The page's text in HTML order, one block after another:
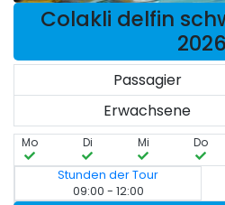
Colakli delfin
2026
Passagier
Erwachsene
Mo Di Mi Do
Stunden der Tour
09:00 - 12:00